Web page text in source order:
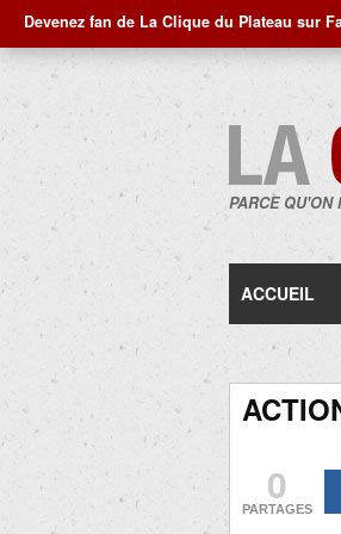
Devenez fan de La Clique du Plateau sur
PARCE QU'ON
ACCUEIL
0
PARTAGES